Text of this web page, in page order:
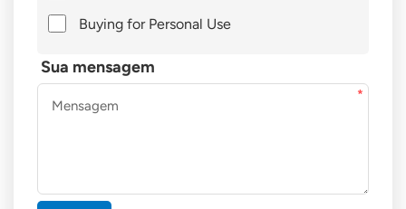
Buying for Personal Use
Sua mensagem